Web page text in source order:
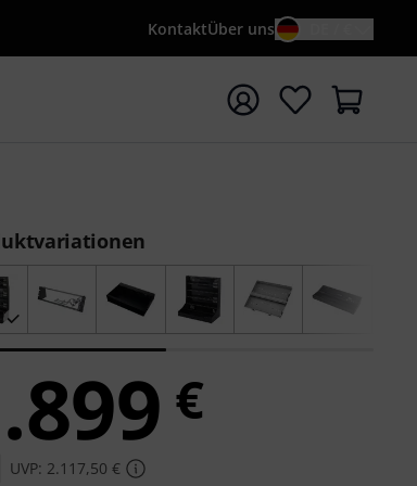
KontaktÜber uns
{searchTerm} starten
€
UVP: 2.117,50 €